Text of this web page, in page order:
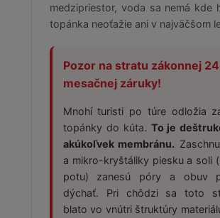
medzipriestor, voda sa nemá kde
topánka neoťažie ani v najväčšom
Pozor na stratu zákonnej
mesačnej záruky!
Mnohí turisti po túre odložia
topánky do kúta. To je
akúkoľvek membránu.
a mikro-kryštáliky piesku a soli
potu) zanesú póry a obuv
dýchať. Pri chôdzi sa toto
blato vo vnútri štruktúry